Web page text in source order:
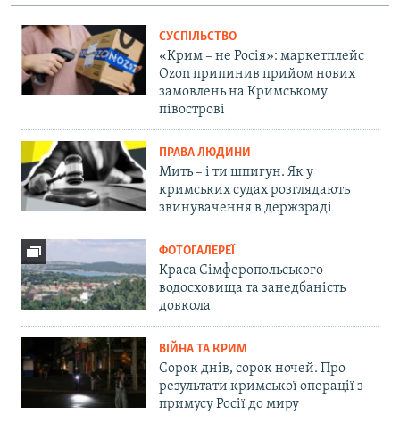
СУСПІЛЬСТВО
«Крим – не Росія»: маркетплейс
Ozon припинив прийом нових
замовлень на Кримському
півострові
ПРАВА ЛЮДИНИ
Мить – і ти шпигун. Як у
кримських судах розглядають
звинувачення в держзраді
ФОТОГАЛЕРЕЇ
Краса Сімферопольського
водосховища та занедбаність
довкола
ВІЙНА ТА КРИМ
Сорок днів, сорок ночей. Про
результати кримської операції з
примусу Росії до миру